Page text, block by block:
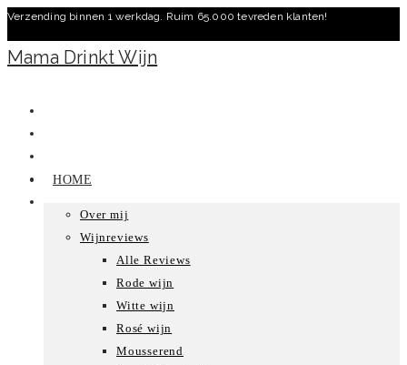
Ga
naar
inhoud
Verzending binnen 1 werkdag. Ruim 65.000 tevreden klanten!
Mama Drinkt Wijn
HOME
Over mij
Wijnreviews
Alle Reviews
Rode wijn
Witte wijn
Rosé wijn
Mousserend